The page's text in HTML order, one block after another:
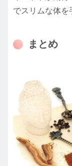
でスリムな体を
まとめ